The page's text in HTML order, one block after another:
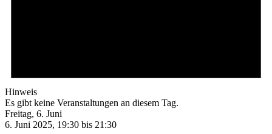
Hinweis
Es gibt keine Veranstaltungen an diesem Tag.
Freitag, 6. Juni
6. Juni 2025, 19:30 bis 21:30